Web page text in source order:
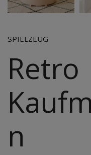
SPIELZEUG
Retro
n